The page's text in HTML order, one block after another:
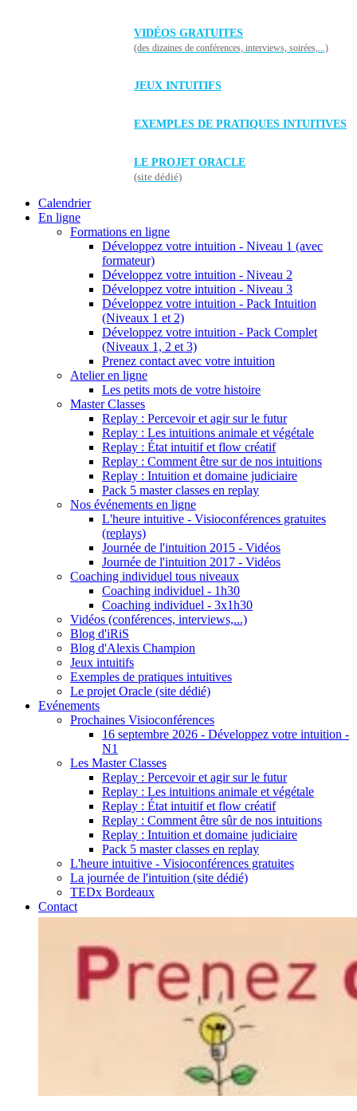
VIDÉOS GRATUITES
(des dizaines de conférences, interviews, soirées,...)
JEUX INTUITIFS
EXEMPLES DE PRATIQUES INTUITIVES
LE PROJET ORACLE
(site dédié)
Calendrier
En ligne
Formations en ligne
Développez votre intuition - Niveau 1 (avec
formateur)
Développez votre intuition - Niveau 2
Développez votre intuition - Niveau 3
Développez votre intuition - Pack Intuition
(Niveaux 1 et 2)
Développez votre intuition - Pack Complet
(Niveaux 1, 2 et 3)
Prenez contact avec votre intuition
Atelier en ligne
Les petits mots de votre histoire
Master Classes
Replay : Percevoir et agir sur le futur
Replay : Les intuitions animale et végétale
Replay : État intuitif et flow créatif
Replay : Comment être sur de nos intuitions
Replay : Intuition et domaine judiciaire
Pack 5 master classes en replay
Nos événements en ligne
L'heure intuitive - Visioconférences gratuites
(replays)
Journée de l'intuition 2015 - Vidéos
Journée de l'intuition 2017 - Vidéos
Coaching individuel tous niveaux
Coaching individuel - 1h30
Coaching individuel - 3x1h30
Vidéos (conférences, interviews,...)
Blog d'iRiS
Blog d'Alexis Champion
Jeux intuitifs
Exemples de pratiques intuitives
Le projet Oracle (site dédié)
Evénements
Prochaines Visioconférences
16 septembre 2026 - Développez votre intuition -
N1
Les Master Classes
Replay : Percevoir et agir sur le futur
Replay : Les intuitions animale et végétale
Replay : État intuitif et flow créatif
Replay : Comment être sûr de nos intuitions
Replay : Intuition et domaine judiciaire
Pack 5 master classes en replay
L'heure intuitive - Visioconférences gratuites
La journée de l'intuition (site dédié)
TEDx Bordeaux
Contact